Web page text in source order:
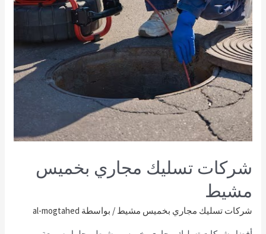
شركات تسليك مجاري بخميس
مشيط
شركات تسليك مجاري بخميس مشيط / بواسطة al-mogtahed